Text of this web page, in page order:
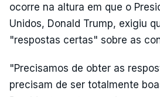
ocorre na altura em que o
Unidos, Donald Trump, exigiu
"respostas certas" sobre as
"Precisamos de obter as
precisam de ser totalmente